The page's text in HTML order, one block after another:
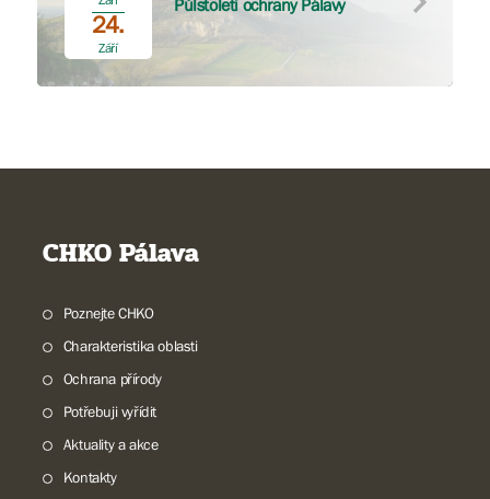
24.
Září
Půlstoletí ochrany Pálavy
CHKO Pálava
Poznejte CHKO
Charakteristika oblasti
Ochrana přírody
Potřebuji vyřídit
Aktuality a akce
Kontakty